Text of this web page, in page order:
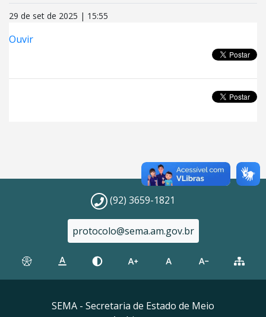
29 de set de 2025 | 15:55
Ouvir
(92) 3659-1821
protocolo@sema.am.gov.br
SEMA - Secretaria de Estado de Meio